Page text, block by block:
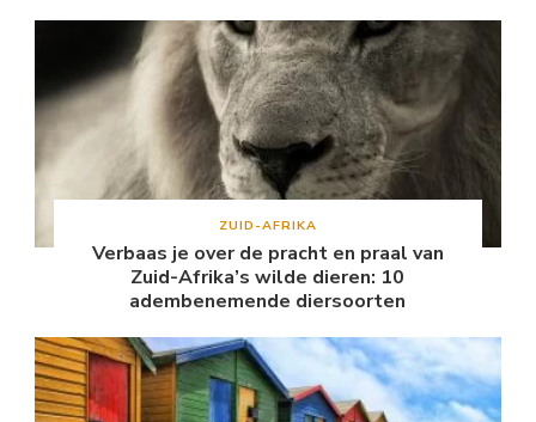
ZUID-AFRIKA
Verbaas je over de pracht en praal van
Zuid-Afrika’s wilde dieren: 10
adembenemende diersoorten